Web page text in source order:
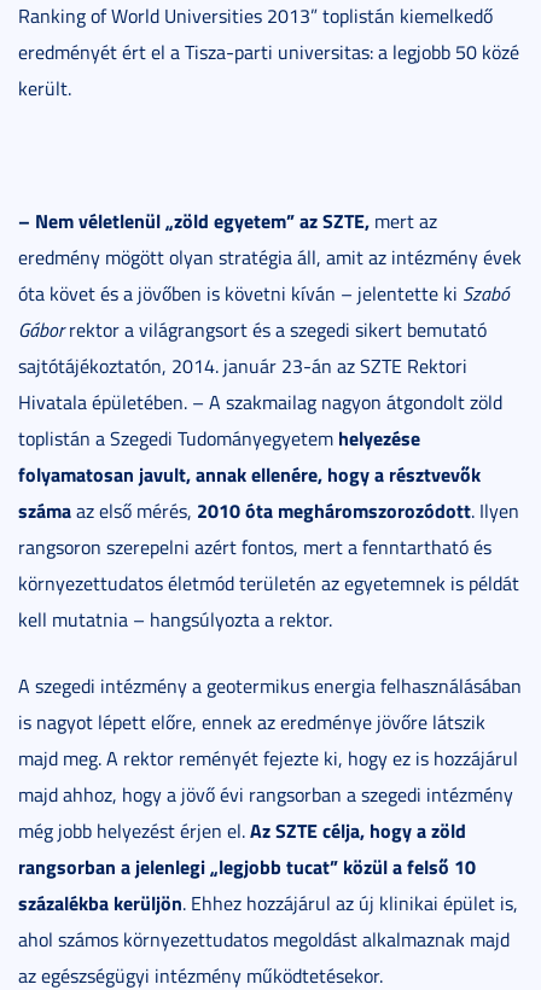
Ranking of World Universities 2013” toplistán kiemelkedő
eredményét ért el a Tisza-parti universitas: a legjobb 50 közé
került.
– Nem véletlenül „zöld egyetem” az SZTE, mert az
eredmény mögött olyan stratégia áll, amit az intézmény évek
óta követ és a jövőben is követni kíván – jelentette ki Szabó
Gáborrektor a világrangsort és a szegedi sikert bemutató
sajtótájékoztatón, 2014. január 23-án az SZTE Rektori
Hivatala épületében. – A szakmailag nagyon átgondolt zöld
toplistán a Szegedi Tudományegyetem helyezése
folyamatosan javult, annak ellenére, hogy a résztvevők
számaaz első mérés, 2010 óta megháromszorozódott. Ilyen
rangsoron szerepelni azért fontos, mert a fenntartható és
környezettudatos életmód területén az egyetemnek is példát
kell mutatnia – hangsúlyozta a rektor.
A szegedi intézmény a geotermikus energia felhasználásában
is nagyot lépett előre, ennek az eredménye jövőre látszik
majd meg. A rektor reményét fejezte ki, hogy ez is hozzájárul
majd ahhoz, hogy a jövő évi rangsorban a szegedi intézmény
még jobb helyezést érjen el.Az SZTE célja, hogy a zöld
rangsorban a jelenlegi „legjobb tucat” közül a felső 10
százalékba kerüljön. Ehhez hozzájárul az új klinikai épület is,
ahol számos környezettudatos megoldást alkalmaznak majd
az egészségügyi intézmény működtetésekor.